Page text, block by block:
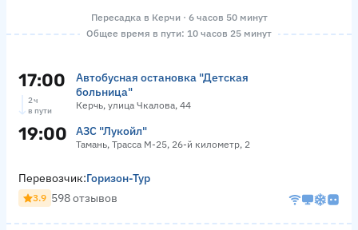
Пересадка в Керчи · 6 часов 50 минут
Общее время в пути: 10 часов 25 минут
17:00
Автобусная остановка "Детская
больница"
Керчь, улица Чкалова, 44
2 ч
в пути
19:00 АЗС "Лукойл"
Тамань, Трасса М-25, 26-й километр, 2
Перевозчик:Горизон-Тур
3.9 598 отзывов